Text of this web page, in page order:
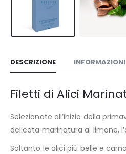
DESCRIZIONE
Filetti di Alici
Selezionate all’inizio della
delicata marinatura al limone,
Soltanto le alici più belle e